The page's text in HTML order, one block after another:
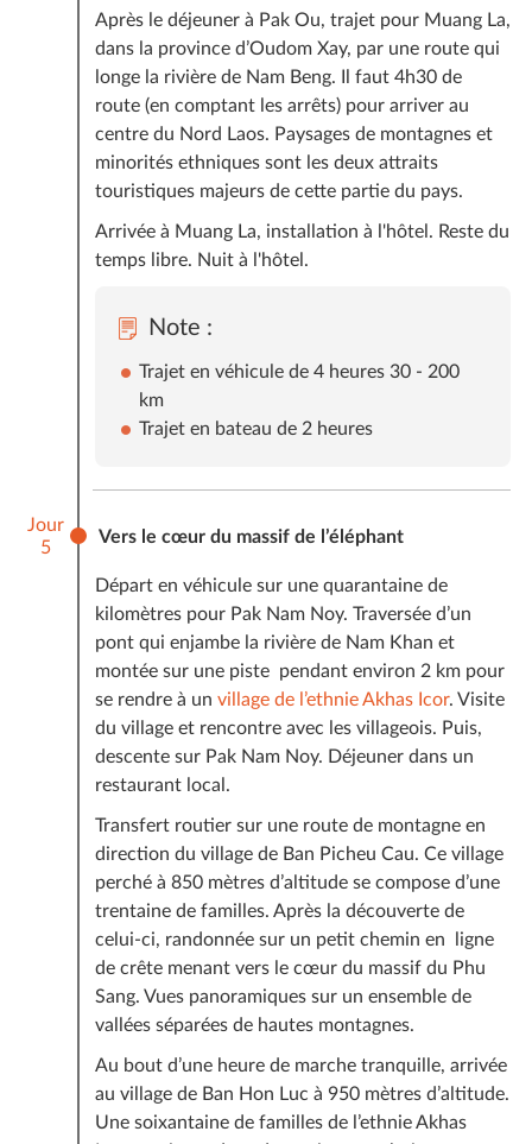
Après le déjeuner à Pak Ou, trajet pour Muang La,
dans la province d’Oudom Xay, par une route qui
longe la rivière de Nam Beng. Il faut 4h30 de
route (en comptant les arrêts) pour arriver au
centre du Nord Laos. Paysages de montagnes et
minorités ethniques sont les deux attraits
touristiques majeurs de cette partie du pays.
Arrivée à Muang La, installation à l'hôtel. Reste du
temps libre. Nuit à l'hôtel.
Note :
Trajet en véhicule de 4 heures 30 - 200
km
Trajet en bateau de 2 heures
Jour
5
Vers le cœur du massif de l’éléphant
Départ en véhicule sur une quarantaine de
kilomètres pour Pak Nam Noy. Traversée d’un
pont qui enjambe la rivière de Nam Khan et
montée sur une piste pendant environ 2 km pour
se rendre à un village de l’ethnie Akhas Icor. Visite
du village et rencontre avec les villageois. Puis,
descente sur Pak Nam Noy. Déjeuner dans un
restaurant local.
Transfert routier sur une route de montagne en
direction du village de Ban Picheu Cau. Ce village
perché à 850 mètres d’altitude se compose d’une
trentaine de familles. Après la découverte de
celui-ci, randonnée sur un petit chemin en ligne
de crête menant vers le cœur du massif du Phu
Sang. Vues panoramiques sur un ensemble de
vallées séparées de hautes montagnes.
Au bout d’une heure de marche tranquille, arrivée
au village de Ban Hon Luc à 950 mètres d’altitude.
Une soixantaine de familles de l’ethnie Akhas